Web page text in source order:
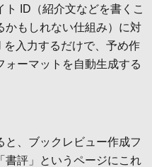
ト ID（紹介文などを書くこ
かもしれない仕組み）に対
を入力するだけで、予め作
ォーマットを自動生成する
と、ブックレビュー作成フ
書評」というページにこれ